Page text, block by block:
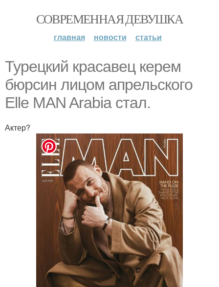
СОВРЕМЕННАЯ ДЕВУШКА
главная новости статьи
Турецкий красавец керем
бюрсин лицом апрельского
Elle MAN Arabia стал.
Актер?